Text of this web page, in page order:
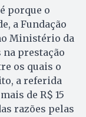
porque o
a Fundação
Ministério da
na prestação
os quais o
a referida
de R$ 15
razões pelas